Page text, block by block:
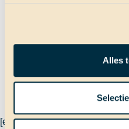
Alles
[et_pb_section fb_built=”1″